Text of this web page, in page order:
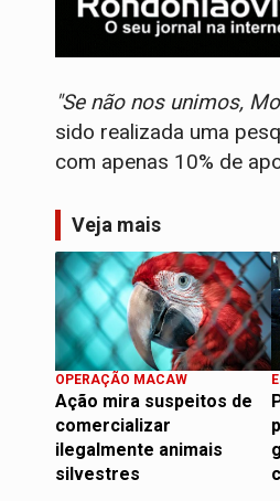
"Se não nos unimos,
sido realizada uma
com apenas 10% de
Veja mais
OPERAÇÃO MACAW
Ação mira suspeitos de
comercializar
ilegalmente animais
silvestres